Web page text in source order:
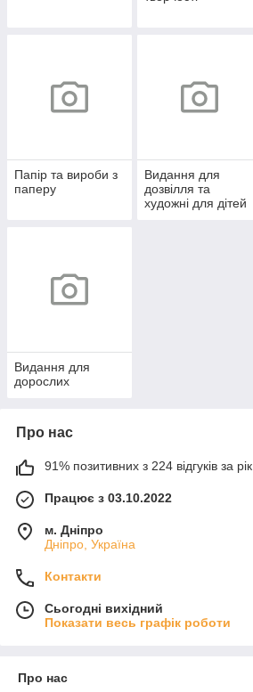
Папір та вироби з
паперу
Видання для
дозвілля та
художні для дітей
Видання для
дорослих
Про нас
91% позитивних з 224 відгуків за рік
Працює з 03.10.2022
м. Дніпро
Дніпро, Україна
Контакти
Сьогодні вихідний
Показати весь графік роботи
Про нас